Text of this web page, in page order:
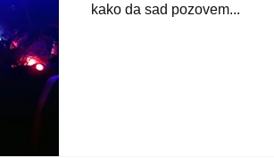
kako da sad pozovem...